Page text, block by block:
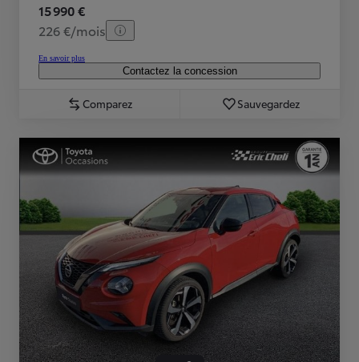
15 990 €
226 €/mois
En savoir plus
Contactez la concession
Comparez Sauvegardez